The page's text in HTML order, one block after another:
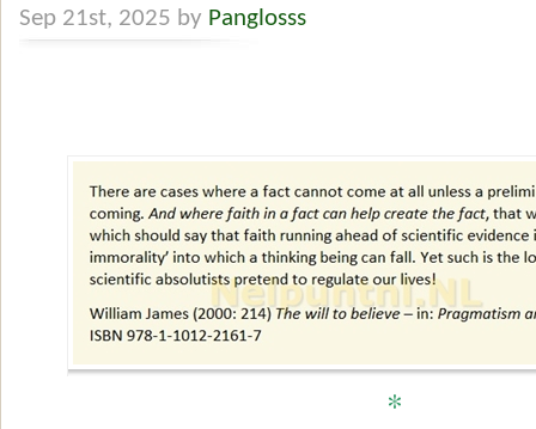
Sep 21st, 2025 by Panglosss
*